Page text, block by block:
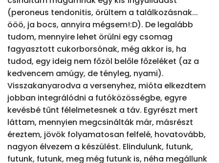
(peroneus tendonitis, örültem a találkozásnak...
ööö, ja bocs, annyira mégsem!:D). De legalább
tudom, mennyire lehet örülni egy csomag
fagyasztott cukorborsónak, még akkor is, ha
tudod, egy ideig nem főzöl belőle főzeléket (az a
kedvencem amúgy, de tényleg, nyami).
Visszakanyarodva a versenyhez, mióta elkezdtem
jobban integrálódni a futóközösségbe, egyre
kevésbé tűnt félelmetesnek a táv. Egyrészt mert
láttam, mennyien megcsinálták már, másrészt
éreztem, jövök folyamatosan felfelé, hovatovább,
nagyon élvezem a készülést. Elindulunk, futunk,
futunk, futunk, meg még futunk is, néha megállunk